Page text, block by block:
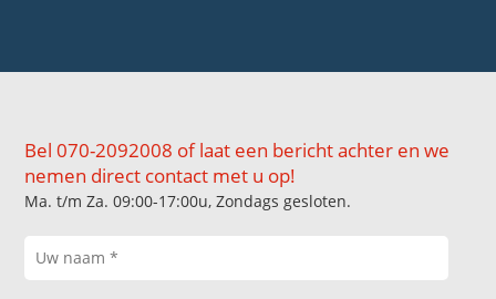
Bel 070-2092008 of laat een bericht achter en we
nemen direct contact met u op!
Ma. t/m Za. 09:00-17:00u, Zondags gesloten.